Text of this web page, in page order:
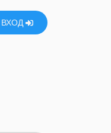
ВХОД